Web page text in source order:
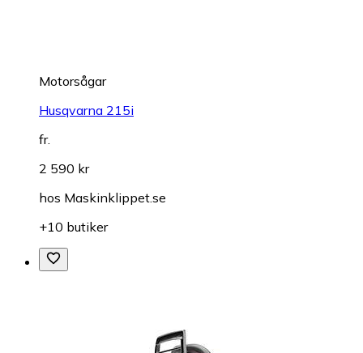
Motorsågar
Husqvarna 215i
fr.
2 590 kr
hos Maskinklippet.se
+10 butiker